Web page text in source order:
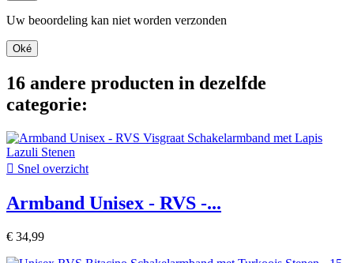
Uw beoordeling kan niet worden verzonden
Oké
16 andere producten in dezelfde
categorie:
 Snel overzicht
Armband Unisex - RVS -...
€ 34,99